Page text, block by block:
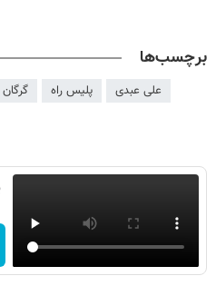
برچسب‌ها
علی عبدی پلیس راه گرگان